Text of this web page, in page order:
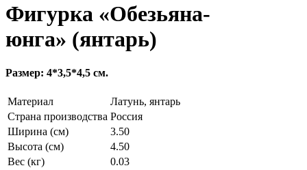
Фигурка «Обезьяна-
юнга» (янтарь)
Размер: 4*3,5*4,5 см.
Материал
Латунь, янтарь
Страна производства Россия
Ширина (см)
3.50
Высота (см)
4.50
Вес (кг)
0.03